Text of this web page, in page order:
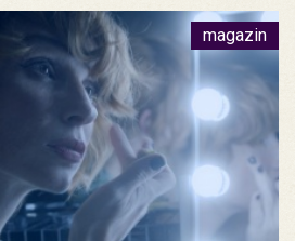
magazin